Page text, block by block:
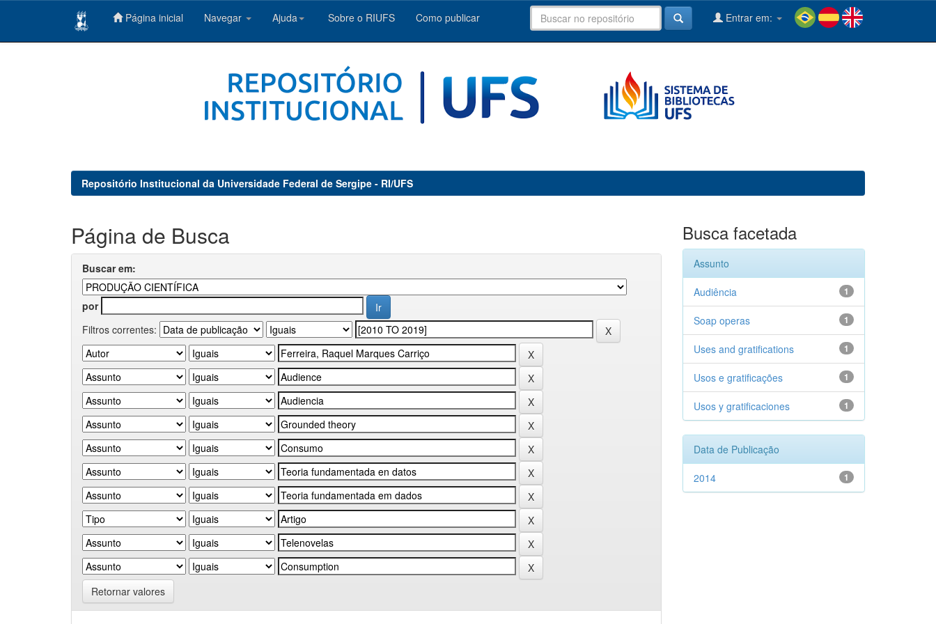
Página inicial Navegar Ajuda Sobre o RIUFS Como publicar Entrar em:
Repositório Institucional da Universidade Federal de Sergipe - RI/UFS
Página de Busca
Buscar em:
por
Filtros correntes:
Retornar valores
Busca facetada
Assunto
1
Audiência
1
Soap operas
1
Uses and gratifications
1
Usos e gratificações
1
Usos y gratificaciones
Data de Publicação
1
2014